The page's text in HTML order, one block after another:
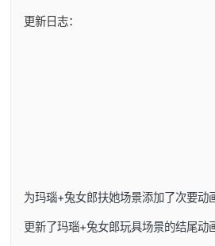
更新日志：
为玛瑙+兔女郎扶她场景添加了次要动
更新了玛瑙+兔女郎玩具场景的结尾动